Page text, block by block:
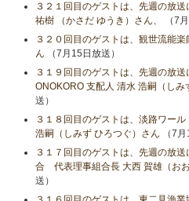
３２１回目のゲストは、先週の放
祐樹 （かさだ ゆうき）さん、
（7
３２０回目のゲストは、観世流能
ん （7月15日放送）
３１９回目のゲストは、先週の放
ONOKORO 支配人 清水 浩嗣（しみ
送）
３１８回目のゲストは、淡路ワー
浩嗣（しみず ひろつぐ）さん （7月
３１７回目のゲストは、先週の放
合 代表理事組合長 大西 賀雄（お
送）